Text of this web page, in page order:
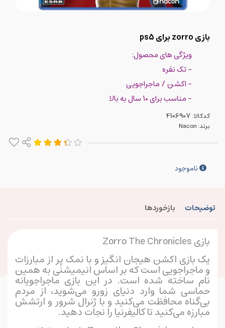
بازی zorro برای ps5
ویژگی های محصول:
- تک نفره
- اکشن / ماجراجویی
- مناسب برای 10 سال به بالا
کدکالا:
برند:Nacon
ناموجود
توضیحات بازخوردها
بازی Zorro The Chronicles
یک بازی اکشن هیجان انگیز و با نمک پر از مبارزات
و ماجراجویی است که بر اساس انیمیشنی به همین
نام ساخته شده است. در این بازی ماجراجویانه
حماسی شما وارد دنیای زورو می‌شوید، از مردم
بی‌گناه محافظت می‌کنید و با ژنرال شرور و ارتشش
مبارزه می‌کنید تا کالیفرنیا را نجات دهید.